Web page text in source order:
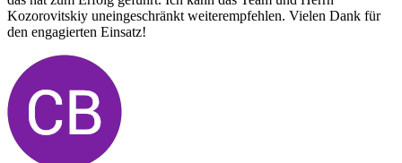
Kozorovitskiy uneingeschränkt weiterempfehlen. Vielen Dank für
den engagierten Einsatz!